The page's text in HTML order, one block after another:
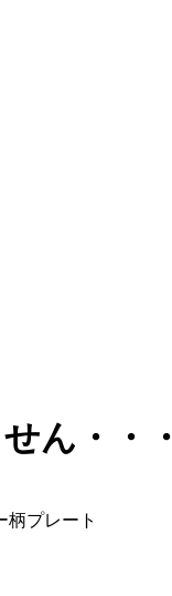
ん・・・
柄プレート